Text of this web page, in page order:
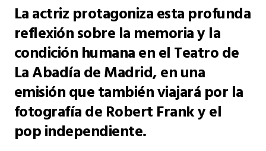
La actriz protagoniza esta profunda
reflexión sobre la memoria y la
condición humana en el Teatro de
La Abadía de Madrid, en una
emisión que también viajará por la
fotografía de Robert Frank y el
pop independiente.